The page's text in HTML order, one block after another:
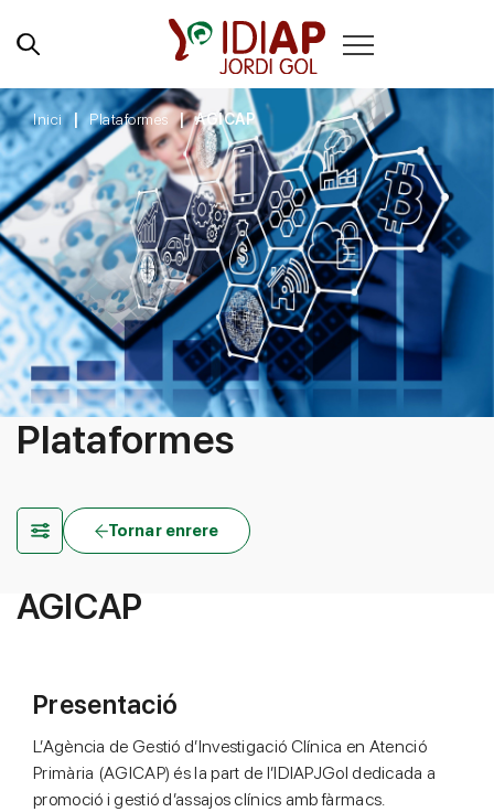
Inici Plataformes AGICAP
Plataformes
Tornar enrere
AGICAP
Presentació
L’Agència de Gestió d’Investigació Clínica en Atenció
Primària (AGICAP) és la part de l’IDIAPJGol dedicada a
promoció i gestió d’assajos clínics amb fàrmacs.